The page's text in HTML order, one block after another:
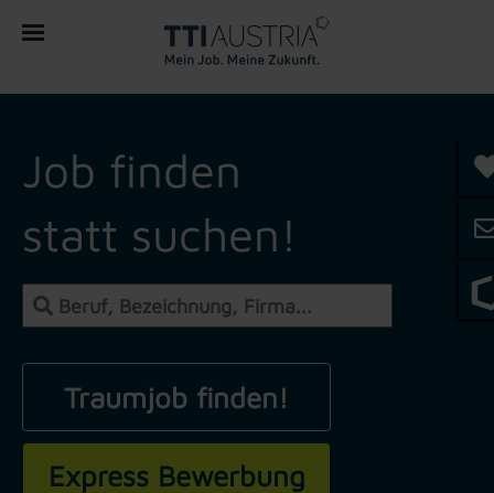
Job finden
statt suchen!
Express Bewerbung